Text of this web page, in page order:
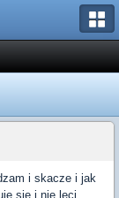
i skacze i jak
sie i nie leci